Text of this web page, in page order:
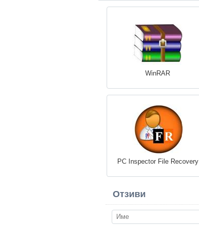
WinRAR
PC Inspector File Recovery
Отзиви